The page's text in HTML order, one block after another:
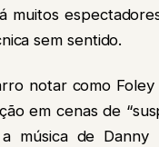
muitos
sem sentido.
notar como
em cenas de
música de Danny